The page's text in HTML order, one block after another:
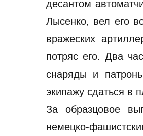
десантом
Лысенко, вел его
вражеских
потряс его. Два
снаряды и
экипажу сдаться в
За образцовое
немецко-